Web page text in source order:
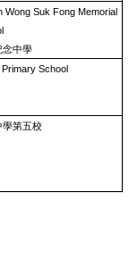
Wong Suk Fong Memorial
念中學
School
學第五校